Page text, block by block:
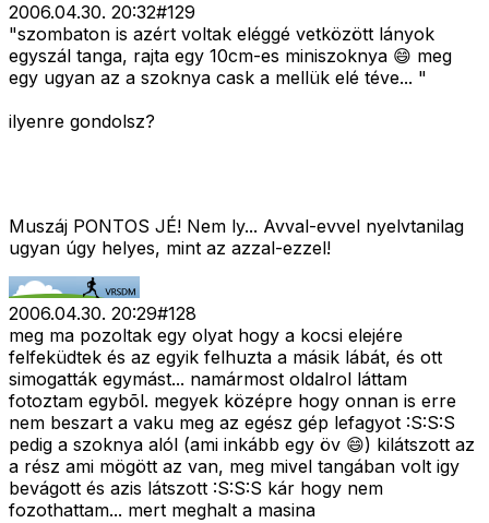
2006.04.30. 20:32#129
"szombaton is azért voltak eléggé vetközött lányok
egyszál tanga, rajta egy 10cm-es miniszoknya 😄 meg
egy ugyan az a szoknya cask a mellük elé téve... "
ilyenre gondolsz?
Muszáj PONTOS JÉ! Nem ly... Avval-evvel nyelvtanilag
ugyan úgy helyes, mint az azzal-ezzel!
2006.04.30. 20:29#128
meg ma pozoltak egy olyat hogy a kocsi elejére
felfeküdtek és az egyik felhuzta a másik lábát, és ott
simogatták egymást... namármost oldalrol láttam
fotoztam egybõl. megyek középre hogy onnan is erre
nem beszart a vaku meg az egész gép lefagyot :S:S:S
pedig a szoknya alól (ami inkább egy öv 😄) kilátszott az
a rész ami mögött az van, meg mivel tangában volt igy
bevágott és azis látszott :S:S:S kár hogy nem
fozothattam... mert meghalt a masina